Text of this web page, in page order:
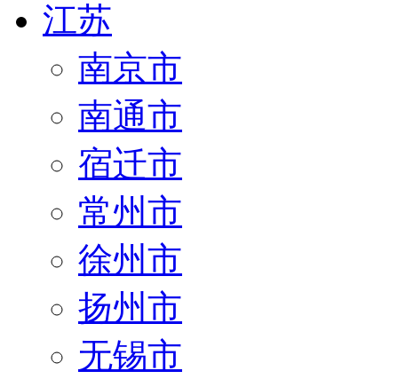
江苏
南京市
南通市
宿迁市
常州市
徐州市
扬州市
无锡市